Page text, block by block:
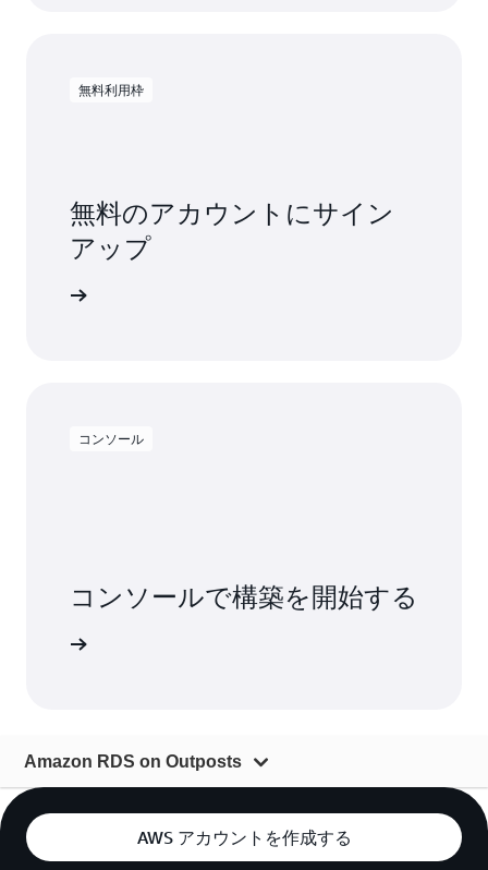
無料利用枠
無料のアカウントにサイン
アップ
コンソール
コンソールで構築を開始する
Amazon RDS on Outposts
AWS アカウントを作成する